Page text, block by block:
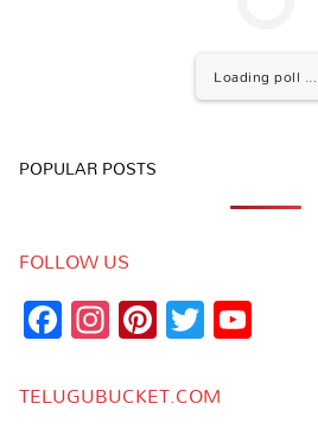
Loading poll ...
POPULAR POSTS
FOLLOW US
Facebook
Instagram
Pinterest
Twitter
TELUGUBUCKET.COM